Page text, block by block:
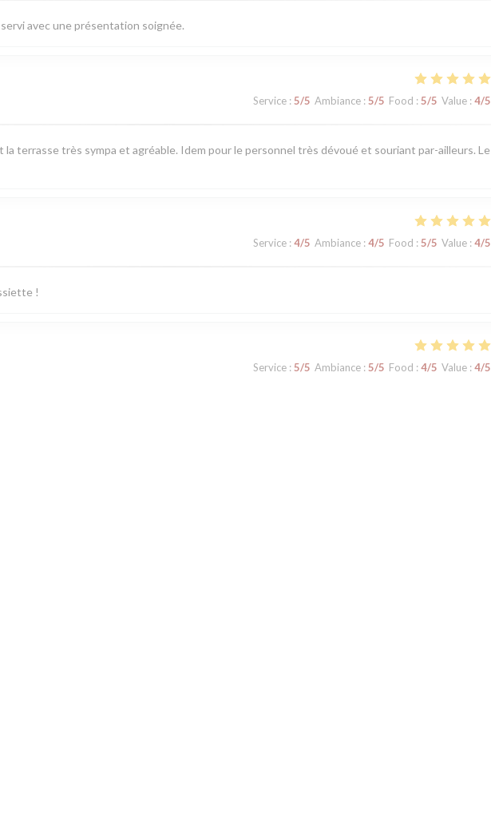
avec une présentation soignée.
Service : 5/5 Ambiance : 5/5 Food : 5/5 Value : 4/5
la terrasse très sympa et agréable. Idem pour le personnel très dévoué et souriant par-ailleurs. Le
Service : 4/5 Ambiance : 4/5 Food : 5/5 Value : 4/5
!
Service : 5/5 Ambiance : 5/5 Food : 4/5 Value : 4/5